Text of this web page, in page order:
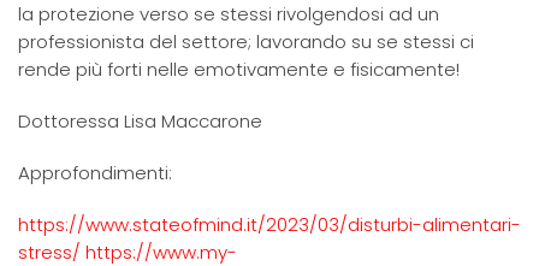
la protezione verso se stessi rivolgendosi ad un
professionista del settore; lavorando su se stessi ci
rende più forti nelle emotivamente e fisicamente!
Dottoressa Lisa Maccarone
Approfondimenti:
https://www.stateofmind.it/2023/03/disturbi-alimentari-
stress/ https://www.my-